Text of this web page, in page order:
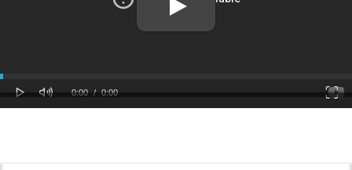
Current
0:00 / Duration
0:00